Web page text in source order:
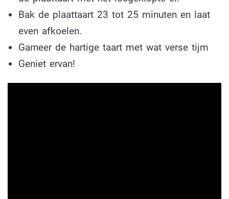
Bak de plaattaart 23 tot 25 minuten en laat
even afkoelen.
Garneer de hartige taart met wat verse tijm
Geniet ervan!